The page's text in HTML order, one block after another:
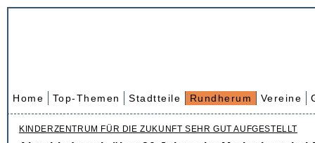
Home Top-Themen Stadtteile Rundherum Vereine
KINDERZENTRUM FÜR DIE ZUKUNFT SEHR GUT AUFGESTELLT